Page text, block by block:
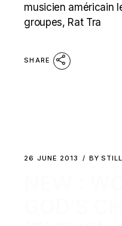
musicien américain
groupes, Rat Tra
SHARE
26 JUNE 2013 BY